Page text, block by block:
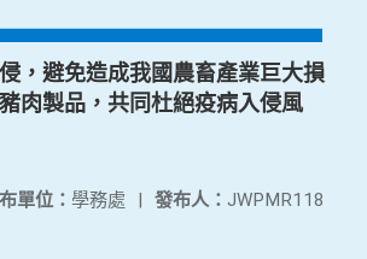
，避免造成我國農畜產業巨大損
肉製品，共同杜絕疫病入侵風
發布人： JWPMR118
單位： 學務處 |